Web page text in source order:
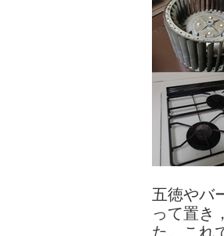
五徳やバ
って置き
た。これ